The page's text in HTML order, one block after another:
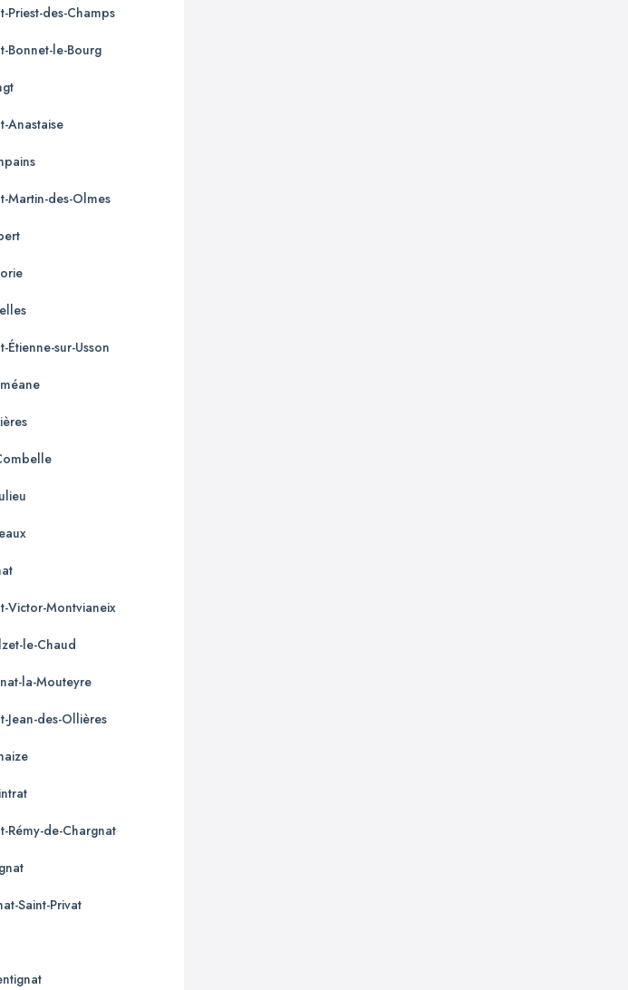
Priest-des-Champs
Bonnet-le-Bourg
Anastaise
Martin-des-Olmes
Étienne-sur-Usson
Victor-Montvianeix
le-Chaud
la-Mouteyre
Jean-des-Ollières
Rémy-de-Chargnat
Saint-Privat